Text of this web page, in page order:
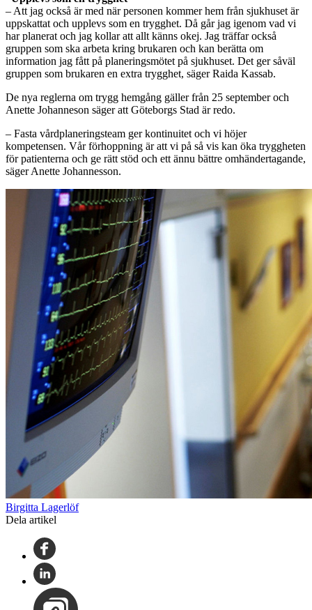
– Att jag också är med när personen kommer hem från sjukhuset är
uppskattat och upplevs som en trygghet. Då går jag igenom vad vi
har planerat och jag kollar att allt känns okej. Jag träffar också
gruppen som ska arbeta kring brukaren och kan berätta om
information jag fått på planeringsmötet på sjukhuset. Det ger såväl
gruppen som brukaren en extra trygghet, säger Raida Kassab.
De nya reglerna om trygg hemgång gäller från 25 september och
Anette Johanneson säger att Göteborgs Stad är redo.
– Fasta vårdplaneringsteam ger kontinuitet och vi höjer
kompetensen. Vår förhoppning är att vi på så vis kan öka tryggheten
för patienterna och ge rätt stöd och ett ännu bättre omhändertagande,
säger Anette Johannesson.
Birgitta Lagerlöf
Dela artikel